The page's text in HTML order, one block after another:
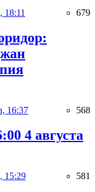
18:11 679
16:37 568
4 августа
15:29 581